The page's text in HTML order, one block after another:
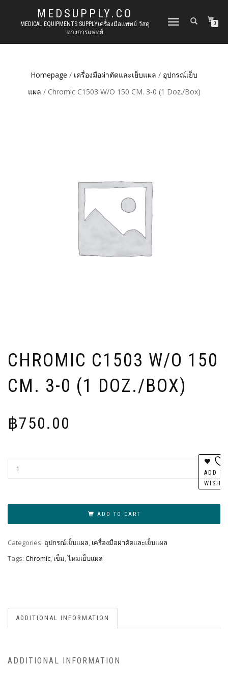
MEDSUPPLY.CO
MEDICAL EQUIPMENTS SUPPLYเครื่องมือแพทย์ วัสดุ
ทางการแพทย์
TOGGLE
0
Homepage / เครื่องมือผ่าตัดและเย็บแผล / อุปกรณ์เย็บ
แผล / Chromic C1503 W/O 150 CM. 3-0 (1 Doz./Box)
CHROMIC C1503 W/O 150
CM. 3-0 (1 DOZ./BOX)
฿750.00
ADD TO CART
ADD
Categories: อุปกรณ์เย็บแผล, เครื่องมือผ่าตัดและเย็บแผล
Tags: Chromic, เข็ม,ไหมเย็บแผล
ADDITIONAL INFORMATION
ADDITIONAL INFORMATION